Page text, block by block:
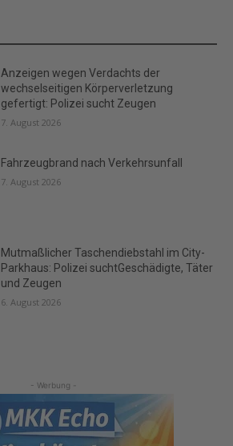
Anzeigen wegen Verdachts der
wechselseitigen Körperverletzung
gefertigt: Polizei sucht Zeugen
7. August 2026
Fahrzeugbrand nach Verkehrsunfall
7. August 2026
Mutmaßlicher Taschendiebstahl im City-
Parkhaus: Polizei suchtGeschädigte, Täter
und Zeugen
6. August 2026
- Werbung -